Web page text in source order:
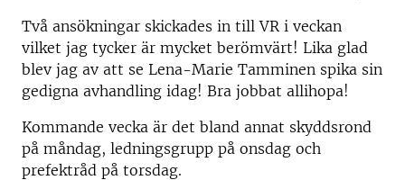
Två ansökningar skickades in till VR i veckan
vilket jag tycker är mycket berömvärt! Lika glad
blev jag av att se Lena-Marie Tamminen spika sin
gedigna avhandling idag! Bra jobbat allihopa!
Kommande vecka är det bland annat skyddsrond
på måndag, ledningsgrupp på onsdag och
prefektråd på torsdag.